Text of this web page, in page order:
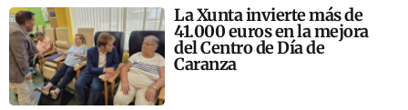
La Xunta invierte más de
41.000 euros en la mejora
del Centro de Día de
Caranza